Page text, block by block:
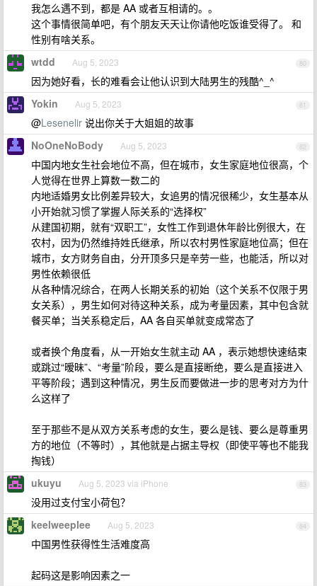
我怎么遇不到，都是 AA 或者互相请的。。
这个事情很简单吧，有个朋友天天让你请他吃饭谁受得了。 和
性别有啥关系。
80
wtdd Aug 5, 2023
因为她好看，长的难看会让他认识到大陆男生的残酷^_^
81
Yokin Aug 5, 2023
@Lesenelir 说出你关于大姐姐的故事
82
NoOneNoBody Aug 5, 2023
中国内地女生社会地位不高，但在城市，女生家庭地位很高，个
人觉得在世界上算数一数二的
内地适婚男女比例差异较大，女追男的情况很稀少，女生基本从
小开始就习惯了掌握人际关系的“选择权”
从建国初期，就有“双职工”，女性工作到退休年龄比例很大，在
农村，因为仍然维持姓氏继承，所以农村男性家庭地位高；但在
城市，女方财务自由，分开顶多只是辛劳一些，也能活，所以对
男性依赖很低
从各种情况综合，在两人长期关系的初始（这个关系不仅限于男
女关系），男生如何对待这种关系，成为考量因素，其中包含就
餐买单；当关系稳定后，AA 各自买单就变成常态了
或者换个角度看，从一开始女生就主动 AA ，表示她想快速结束
或跳过“暧昧”、“考量”阶段，要么是直接断绝，要么是直接进入
平等阶段；遇到这种情况，男生反而要做进一步的思考对方为什
么这样了
至于那些不是从双方关系考虑的女生，要么是钱、要么是尊重男
方的地位（不等时），其他就是占据主导权（即使平等也不能我
掏钱）
83
ukuyu Aug 5, 2023 via iPhone
没用过支付宝小荷包？
84
keelweeplee Aug 5, 2023
中国男性获得性生活难度高
起码这是影响因素之一